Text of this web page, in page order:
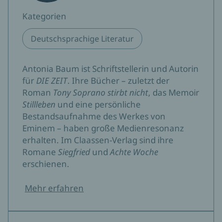
Mutter wird, auch darauf vorbereitet sein muss, die
Aufgabe notfalls allein zu stemmen.«
emotion
Christine Ellinghaus, 04.09.2025
»Dieser kleine, berührende Roman erzählt von den
Bedürfnissen, Ängsten, Unvereinbarkeiten eines
modernen Frauenlebens, in dem jede von uns, die
Mutter wird, auch darauf vorbereitet sein muss, die
Aufgabe notfalls allein zu stemmen.«
emotion
Christine Ellinghaus, 01.09.2025
Schwangerschaftsabbruch gesellschaftlich aufgeladen
idealisiert nicht, sie ideologisiert nicht […] Vielmehr malt
Kategorien
Deutschsprachige Literatur
Antonia Baum ist Schriftstellerin und Autorin
für DIE ZEIT. Ihre Bücher – zuletzt der
Roman Tony Soprano stirbt nicht, das Memoir
Stillleben und eine persönliche
Bestandsaufnahme des Werkes von
Eminem – haben große Medienresonanz
erhalten. Im Claassen-Verlag sind ihre
Romane Siegfried undAchte Woche
erschienen.
Mehr erfahren